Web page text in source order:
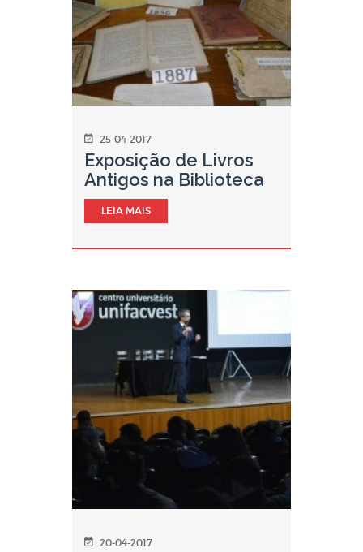
25-04-2017
Exposição de Livros
Antigos na Biblioteca
LEIA MAIS
20-04-2017